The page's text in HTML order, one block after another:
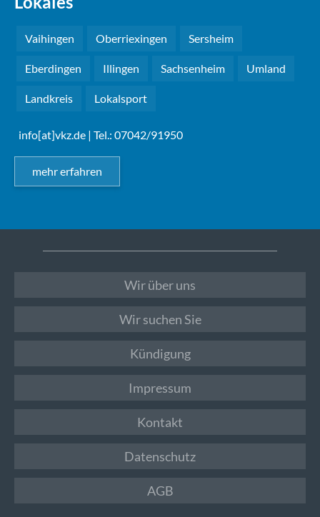
Vaihingen Oberriexingen Sersheim
Eberdingen Illingen Sachsenheim Umland
Landkreis Lokalsport
info[at]vkz.de | Tel.: 07042/91950
mehr erfahren
Wir über uns
Wir suchen Sie
Kündigung
Impressum
Kontakt
Datenschutz
AGB